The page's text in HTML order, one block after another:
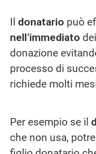
Il donatario può
nell’immediato
donazione
processo di
richiede molti
Per esempio se il
che non usa,